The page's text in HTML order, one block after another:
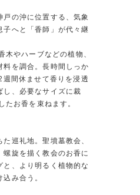
の沖に位置する、気象
へと「香師」が代々継
やハーブなどの植物、
を調合。長時間しっか
間休ませて香りを浸透
し、必要なサイズに裁
お香を束ねます。
巡礼地。聖墳墓教会、
旋を描く教会のお香に
、より明るく植物的な
み合う。